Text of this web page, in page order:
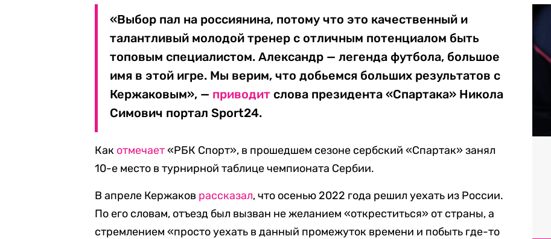
«Выбор пал на россиянина, потому что это качественный и
талантливый молодой тренер с отличным потенциалом быть
топовым специалистом. Александр — легенда футбола, большое
имя в этой игре. Мы верим, что добьемся больших результатов с
Кержаковым», — приводит слова президента «Спартака» Никола
Симович портал Sport24.
Как отмечает«РБК Спорт», в прошедшем сезоне сербский «Спартак» занял
10-е место в турнирной таблице чемпионата Сербии.
В апреле Кержаков рассказал, что осенью 2022 года решил уехать из России.
По его словам, отъезд был вызван не желанием «откреститься» от страны, а
стремлением «просто уехать в данный промежуток времени и побыть где-то